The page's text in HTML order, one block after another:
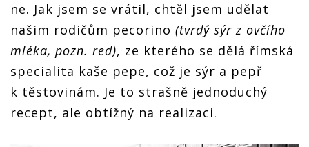
ne. Jak jsem se vrátil, chtěl jsem udělat
našim rodičům pecorino (tvrdý sýr z ovčího
mléka, pozn. red), ze kterého se dělá římská
specialita kaše pepe, což je sýr a pepř
k těstovinám. Je to strašně jednoduchý
recept, ale obtížný na realizaci.